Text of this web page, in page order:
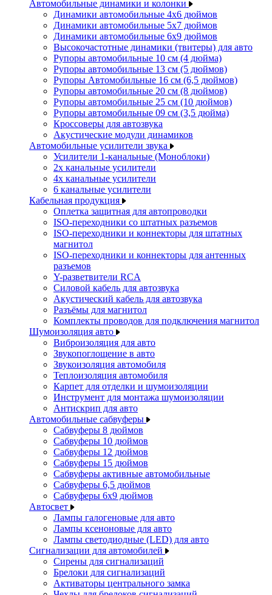
Автомобильные динамики и колонки
Динамики автомобильные 4x6 дюймов
Динамики автомобильные 5x7 дюймов
Динамики автомобильные 6x9 дюймов
Высокочастотные динамики (твитеры) для авто
Рупоры автомобильные 10 см (4 дюйма)
Рупоры автомобильные 13 см (5 дюймов)
Рупоры Автомобильные 16 см (6,5 дюймов)
Рупоры автомобильные 20 см (8 дюймов)
Рупоры автомобильные 25 см (10 дюймов)
Рупоры автомобильные 09 см (3,5 дюйма)
Кроссоверы для автозвука
Акустические модули динамиков
Автомобильные усилители звука
Усилители 1-канальные (Моноблоки)
2х канальные усилители
4х канальные усилители
6 канальные усилители
Кабельная продукция
Оплетка защитная для автопроводки
ISO-переходники со штатных разъемов
ISO-переходники и коннекторы для штатных
магнитол
ISO-переходники и коннекторы для антенных
разъемов
Y-разветвители RCA
Силовой кабель для автозвука
Акустический кабель для автозвука
Разъёмы для магнитол
Комплекты проводов для подключения магнитол
Шумоизоляция авто
Виброизоляция для авто
Звукопоглощение в авто
Звукоизоляция автомобиля
Теплоизоляция автомобиля
Карпет для отделки и шумоизоляции
Инструмент для монтажа шумоизоляции
Антискрип для авто
Автомобильные сабвуферы
Сабвуферы 8 дюймов
Сабвуферы 10 дюймов
Сабвуферы 12 дюймов
Сабвуферы 15 дюймов
Сабвуферы активные автомобильные
Сабвуферы 6,5 дюймов
Сабвуферы 6x9 дюймов
Автосвет
Лампы галогеновые для авто
Лампы ксеноновые для авто
Лампы светодиодные (LED) для авто
Сигнализации для автомобилей
Сирены для сигнализаций
Брелоки для сигнализаций
Активаторы центрального замка